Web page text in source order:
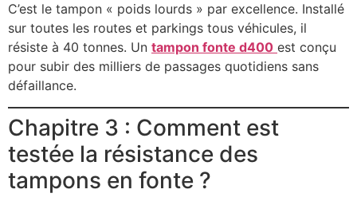
C’est le tampon « poids lourds » par excellence. Installé
sur toutes les routes et parkings tous véhicules, il
résiste à 40 tonnes. Un tampon fonte d400 est conçu
pour subir des milliers de passages quotidiens sans
défaillance.
Chapitre 3 : Comment est
testée la résistance des
tampons en fonte ?